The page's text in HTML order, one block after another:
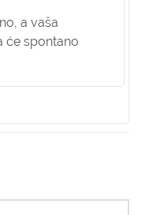
a vaša
će spontano